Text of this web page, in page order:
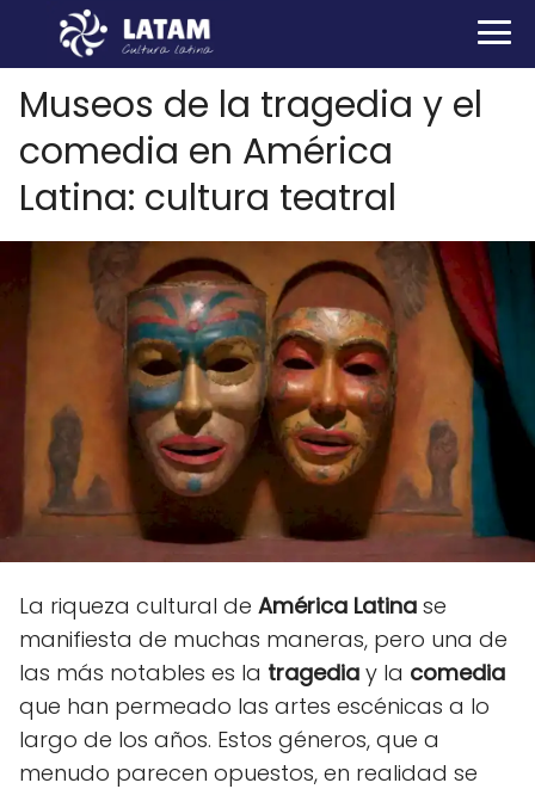
Museos de la tragedia y el
comedia en América
Latina: cultura teatral
La riqueza cultural de América Latina se
manifiesta de muchas maneras, pero una de
las más notables es la tragedia y la comedia
que han permeado las artes escénicas a lo
largo de los años. Estos géneros, que a
menudo parecen opuestos, en realidad se